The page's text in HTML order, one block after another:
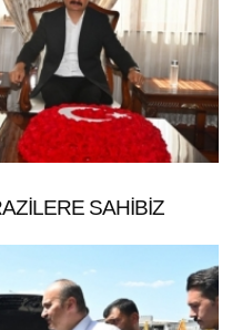
SAHİBİZ